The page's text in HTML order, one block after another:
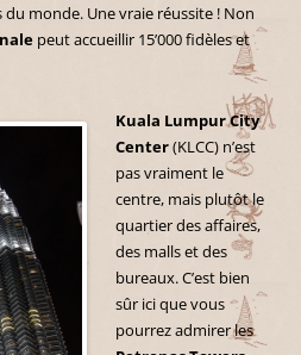
monde. Une vraie réussite ! Non
peut accueillir 15’000 fidèles et
Kuala Lumpur City
Center(KLCC) n’est
pas vraiment le
centre, mais plutôt le
quartier des affaires,
des malls et des
bureaux. C’est bien
sûr ici que vous
pourrez admirer les